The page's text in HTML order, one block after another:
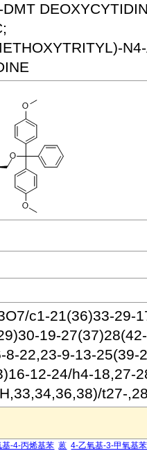
c1-21(36)33-29-
19-
8-22,23-9-13-25(39-
12-24/h4-18,27-
t27-
-4-丙烯基苯 蒽 4-乙氧基-3-甲氧基